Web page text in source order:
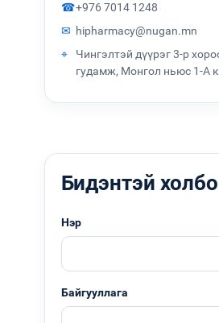
☎+976 7014 1248
✉ hipharmacy@nugan.mn
⌖
Чингэлтэй дүүрэг 3-р
гудамж, Монгол ньюс 1-А
Бидэнтэй
Нэр
Байгууллага